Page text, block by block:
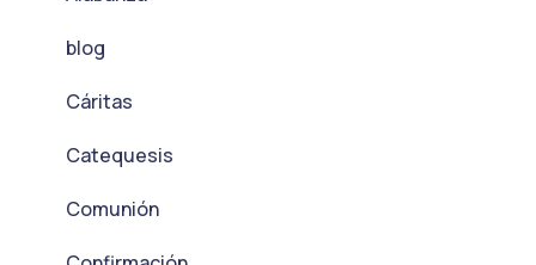
blog
Cáritas
Catequesis
Comunión